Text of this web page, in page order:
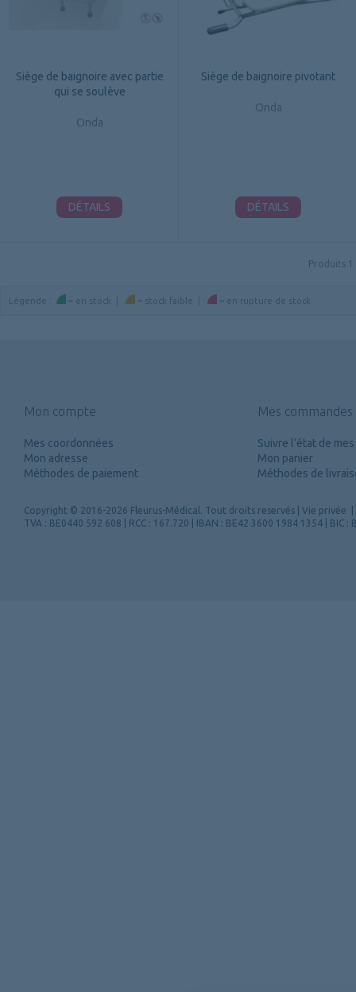
Siège de baignoire avec partie
qui se soulève
Onda
DÉTAILS
Siège de baignoire pivotant
Onda
DÉTAILS
Produits 1
Légende = en stock = stock faible = en rupture de stock
Mon compte
Mes coordonnées
Mon adresse
Méthodes de paiement
Mes commandes
Suivre l'état de
Mon panier
Méthodes de
Copyright © 2016-2026 Fleurus-Médical. Tout droits reservés Vie privée
TVA : BE0440 592 608 | RCC : 167.720 | IBAN : BE42 3600 1984 1354 | BIC :